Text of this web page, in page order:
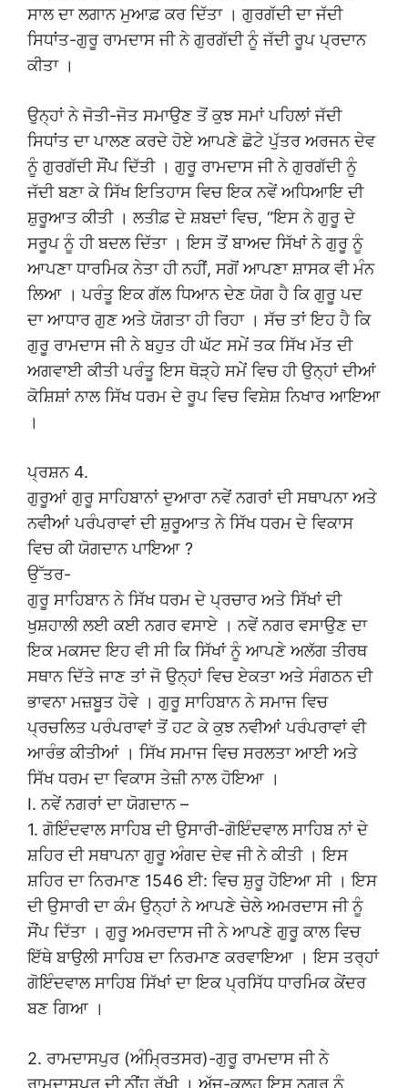
ਸਾਲ ਦਾ ਲਗਾਨ ਮੁਆਫ਼ ਕਰ ਦਿੱਤਾ । ਗੁਰਗੱਦੀ ਦਾ ਜੱਦੀ
ਸਿਧਾਂਤ-ਗੁਰੂ ਰਾਮਦਾਸ ਜੀ ਨੇ ਗੁਰਗੱਦੀ ਨੂੰ ਜੱਦੀ ਰੂਪ ਪ੍ਰਦਾਨ
ਕੀਤਾ ।
ਉਨ੍ਹਾਂ ਨੇ ਜੋਤੀ-ਜੋਤ ਸਮਾਉਣ ਤੋਂ ਕੁਝ ਸਮਾਂ ਪਹਿਲਾਂ ਜੱਦੀ
ਸਿਧਾਂਤ ਦਾ ਪਾਲਣ ਕਰਦੇ ਹੋਏ ਆਪਣੇ ਛੋਟੇ ਪੁੱਤਰ ਅਰਜਨ ਦੇਵ
ਨੂੰ ਗੁਰਗੱਦੀ ਸੌਂਪ ਦਿੱਤੀ । ਗੁਰੂ ਰਾਮਦਾਸ ਜੀ ਨੇ ਗੁਰਗੱਦੀ ਨੂੰ
ਜੱਦੀ ਬਣਾ ਕੇ ਸਿੱਖ ਇਤਿਹਾਸ ਵਿਚ ਇਕ ਨਵੇਂ ਅਧਿਆਇ ਦੀ
ਸ਼ੁਰੂਆਤ ਕੀਤੀ । ਲਤੀਫ਼ ਦੇ ਸ਼ਬਦਾਂ ਵਿਚ, “ਇਸ ਨੇ ਗੁਰੂ ਦੇ
ਸਰੂਪ ਨੂੰ ਹੀ ਬਦਲ ਦਿੱਤਾ । ਇਸ ਤੋਂ ਬਾਅਦ ਸਿੱਖਾਂ ਨੇ ਗੁਰੂ ਨੂੰ
ਆਪਣਾ ਧਾਰਮਿਕ ਨੇਤਾ ਹੀ ਨਹੀਂ, ਸਗੋਂ ਆਪਣਾ ਸ਼ਾਸਕ ਵੀ ਮੰਨ
ਲਿਆ । ਪਰੰਤੂ ਇਕ ਗੱਲ ਧਿਆਨ ਦੇਣ ਯੋਗ ਹੈ ਕਿ ਗੁਰੂ ਪਦ
ਦਾ ਆਧਾਰ ਗੁਣ ਅਤੇ ਯੋਗਤਾ ਹੀ ਰਿਹਾ । ਸੱਚ ਤਾਂ ਇਹ ਹੈ ਕਿ
ਗੁਰੂ ਰਾਮਦਾਸ ਜੀ ਨੇ ਬਹੁਤ ਹੀ ਘੱਟ ਸਮੇਂ ਤਕ ਸਿੱਖ ਮੱਤ ਦੀ
ਅਗਵਾਈ ਕੀਤੀ ਪਰੰਤੂ ਇਸ ਥੋੜ੍ਹੇ ਸਮੇਂ ਵਿਚ ਹੀ ਉਨ੍ਹਾਂ ਦੀਆਂ
ਕੋਸ਼ਿਸ਼ਾਂ ਨਾਲ ਸਿੱਖ ਧਰਮ ਦੇ ਰੂਪ ਵਿਚ ਵਿਸ਼ੇਸ਼ ਨਿਖਾਰ ਆਇਆ
।
ਪ੍ਰਸ਼ਨ 4.
ਗੁਰੂਆਂ ਗੁਰੂ ਸਾਹਿਬਾਨਾਂ ਦੁਆਰਾ ਨਵੇਂ ਨਗਰਾਂ ਦੀ ਸਥਾਪਨਾ ਅਤੇ
ਨਵੀਆਂ ਪਰੰਪਰਾਵਾਂ ਦੀ ਸ਼ੁਰੂਆਤ ਨੇ ਸਿੱਖ ਧਰਮ ਦੇ ਵਿਕਾਸ
ਵਿਚ ਕੀ ਯੋਗਦਾਨ ਪਾਇਆ ?
ਉੱਤਰ-
ਗੁਰੂ ਸਾਹਿਬਾਨ ਨੇ ਸਿੱਖ ਧਰਮ ਦੇ ਪ੍ਰਚਾਰ ਅਤੇ ਸਿੱਖਾਂ ਦੀ
ਖੁਸ਼ਹਾਲੀ ਲਈ ਕਈ ਨਗਰ ਵਸਾਏ । ਨਵੇਂ ਨਗਰ ਵਸਾਉਣ ਦਾ
ਇਕ ਮਕਸਦ ਇਹ ਵੀ ਸੀ ਕਿ ਸਿੱਖਾਂ ਨੂੰ ਆਪਣੇ ਅਲੱਗ ਤੀਰਥ
ਸਥਾਨ ਦਿੱਤੇ ਜਾਣ ਤਾਂ ਜੋ ਉਨ੍ਹਾਂ ਵਿਚ ਏਕਤਾ ਅਤੇ ਸੰਗਠਨ ਦੀ
ਭਾਵਨਾ ਮਜ਼ਬੂਤ ਹੋਵੇ । ਗੁਰੂ ਸਾਹਿਬਾਨ ਨੇ ਸਮਾਜ ਵਿਚ
ਪ੍ਰਚਲਿਤ ਪਰੰਪਰਾਵਾਂ ਤੋਂ ਹਟ ਕੇ ਕੁਝ ਨਵੀਆਂ ਪਰੰਪਰਾਵਾਂ ਵੀ
ਆਰੰਭ ਕੀਤੀਆਂ । ਸਿੱਖ ਸਮਾਜ ਵਿਚ ਸਰਲਤਾ ਆਈ ਅਤੇ
ਸਿੱਖ ਧਰਮ ਦਾ ਵਿਕਾਸ ਤੇਜ਼ੀ ਨਾਲ ਹੋਇਆ ।
I. ਨਵੇਂ ਨਗਰਾਂ ਦਾ ਯੋਗਦਾਨ –
1. ਗੋਇੰਦਵਾਲ ਸਾਹਿਬ ਦੀ ਉਸਾਰੀ-ਗੋਇੰਦਵਾਲ ਸਾਹਿਬ ਨਾਂ ਦੇ
ਸ਼ਹਿਰ ਦੀ ਸਥਾਪਨਾ ਗੁਰੂ ਅੰਗਦ ਦੇਵ ਜੀ ਨੇ ਕੀਤੀ । ਇਸ
ਸ਼ਹਿਰ ਦਾ ਨਿਰਮਾਣ 1546 ਈ: ਵਿਚ ਸ਼ੁਰੂ ਹੋਇਆ ਸੀ । ਇਸ
ਦੀ ਉਸਾਰੀ ਦਾ ਕੰਮ ਉਨ੍ਹਾਂ ਨੇ ਆਪਣੇ ਚੇਲੇ ਅਮਰਦਾਸ ਜੀ ਨੂੰ
ਸੌਂਪ ਦਿੱਤਾ । ਗੁਰੂ ਅਮਰਦਾਸ ਜੀ ਨੇ ਆਪਣੇ ਗੁਰੂ ਕਾਲ ਵਿਚ
ਇੱਥੇ ਬਾਉਲੀ ਸਾਹਿਬ ਦਾ ਨਿਰਮਾਣ ਕਰਵਾਇਆ । ਇਸ ਤਰ੍ਹਾਂ
ਗੋਇੰਦਵਾਲ ਸਾਹਿਬ ਸਿੱਖਾਂ ਦਾ ਇਕ ਪ੍ਰਸਿੱਧ ਧਾਰਮਿਕ ਕੇਂਦਰ
ਬਣ ਗਿਆ ।
2. ਰਾਮਦਾਸਪੁਰ (ਅੰਮ੍ਰਿਤਸਰ)-ਗੁਰੂ ਰਾਮਦਾਸ ਜੀ ਨੇ
ਰਾਮਦਾਸਪੁਰ ਦੀ ਨੀਂਹ ਰੱਖੀ । ਅੱਜ-ਕਲ੍ਹ ਇਸ ਨਗਰ ਨੂੰ